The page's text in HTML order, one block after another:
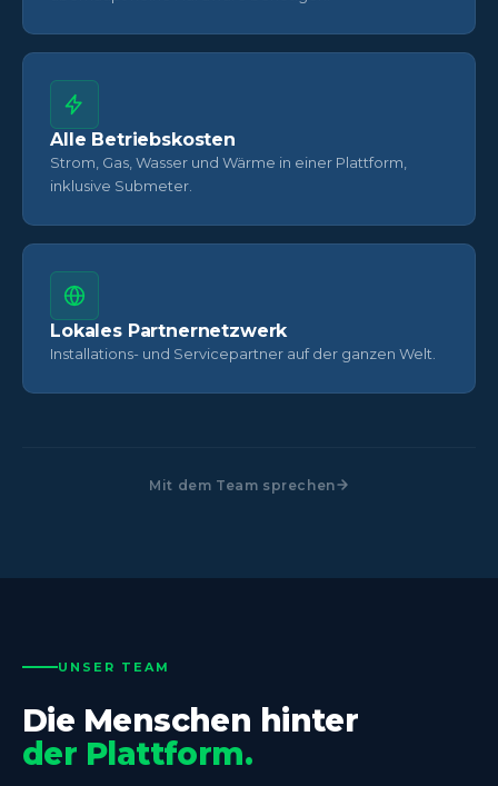
Alle Betriebskosten
Strom, Gas, Wasser und Wärme in einer Plattform,
inklusive Submeter.
Lokales Partnernetzwerk
Installations- und Servicepartner auf der ganzen Welt.
Mit dem Team sprechen
UNSER TEAM
Die Menschen hinter
der Plattform.